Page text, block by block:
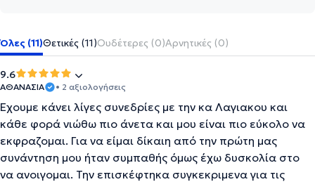
Όλες (11)Θετικές (11)Ουδέτερες (0)Αρνητικές (0)
9.6
ΑΘΑΝΑΣΙΑ • 2 αξιολογήσεις
Έχουμε κάνει λίγες συνεδρίες με την κα Λαγιακου και
κάθε φορά νιώθω πιο άνετα και μου είναι πιο εύκολο να
εκφραζομαι. Για να είμαι δίκαιη από την πρώτη μας
συνάντηση μου ήταν συμπαθής όμως έχω δυσκολία στο
να ανοιγομαι. Την επισκέφτηκα συγκεκριμενα για τις